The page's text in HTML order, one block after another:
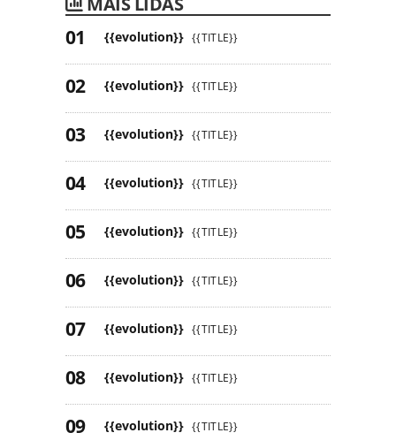
{{evolution}} {{TITLE}}
{{evolution}} {{TITLE}}
{{evolution}} {{TITLE}}
{{evolution}} {{TITLE}}
{{evolution}} {{TITLE}}
{{evolution}} {{TITLE}}
{{evolution}} {{TITLE}}
{{evolution}} {{TITLE}}
{{evolution}} {{TITLE}}